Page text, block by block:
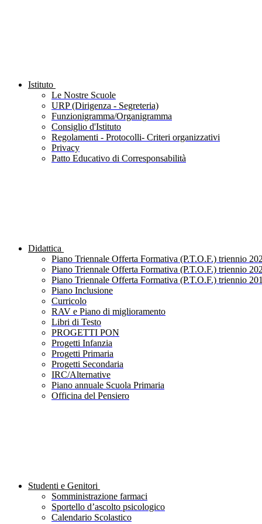
Istituto
Le Nostre Scuole
URP (Dirigenza - Segreteria)
Funzionigramma/Organigramma
Consiglio d'Istituto
Regolamenti - Protocolli- Criteri organizzativi
Privacy
Patto Educativo di Corresponsabilità
Didattica
Piano Triennale Offerta Formativa (P.T.O.F.) triennio
Piano Triennale Offerta Formativa (P.T.O.F.) triennio
Piano Triennale Offerta Formativa (P.T.O.F.) triennio
Piano Inclusione
Curricolo
RAV e Piano di miglioramento
Libri di Testo
PROGETTI PON
Progetti Infanzia
Progetti Primaria
Progetti Secondaria
IRC/Alternative
Piano annuale Scuola Primaria
Officina del Pensiero
Studenti e Genitori
Somministrazione farmaci
Sportello d’ascolto psicologico
Calendario Scolastico